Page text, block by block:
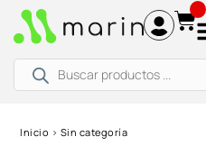
productos
Inicio › Sin categoría